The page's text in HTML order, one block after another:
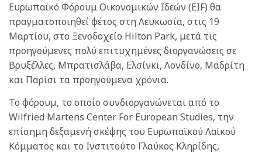
Ευρωπαϊκό Φόρουμ Οικονομικών Ιδεών (EIF) θα
πραγματοποιηθεί φέτος στη Λευκωσία, στις 19
Μαρτίου, στο Ξενοδοχείο Hilton Park, μετά τις
προηγούμενες πολύ επιτυχημένες διοργανώσεις σε
Βρυξέλλες, Μπρατισλάβα, Ελσίνκι, Λονδίνο, Μαδρίτη
και Παρίσι τα προηγούμενα χρόνια.
Το φόρουμ, το οποίο συνδιοργανώνεται από το
Wilfried Martens Center For European Studies, την
επίσημη δεξαμενή σκέψης του Ευρωπαϊκού Λαϊκού
Κόμματος και το Ινστιτούτο Γλαύκος Κληρίδης,